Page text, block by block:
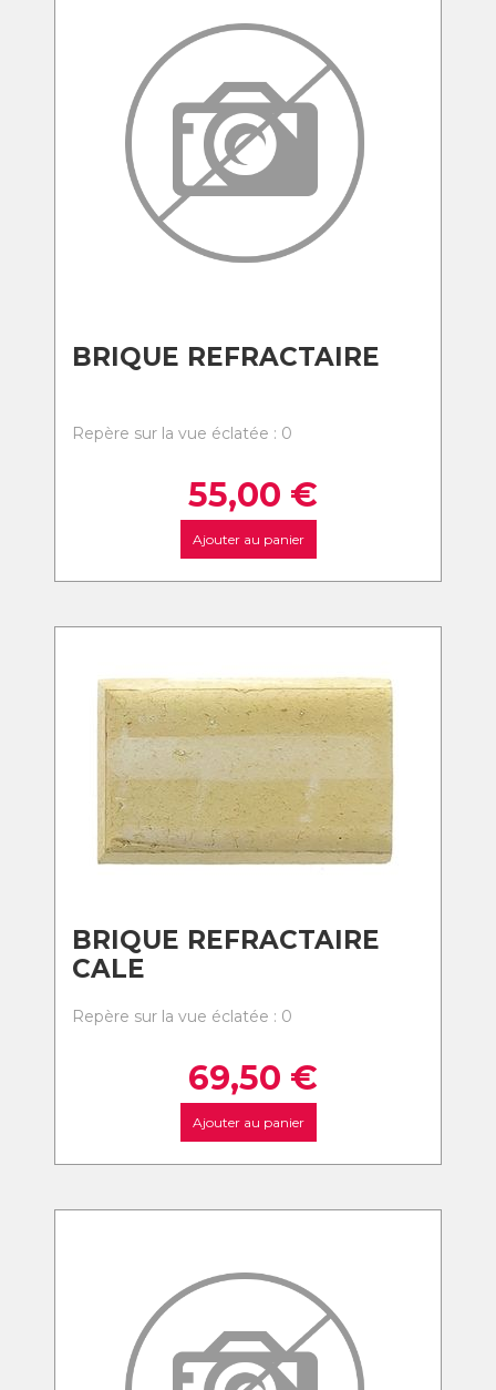
BRIQUE REFRACTAIRE
Repère sur la vue éclatée : 0
55,00 €
Ajouter au panier
BRIQUE REFRACTAIRE
CALE
Repère sur la vue éclatée : 0
69,50 €
Ajouter au panier